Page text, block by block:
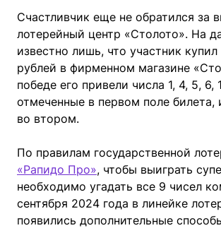
Счастливчик еще не обратился за
лотерейный центр «Столото». На
известно лишь, что участник
рублей в фирменном магазине
победе его привели числа 1, 4, 5, 6,
отмеченные в первом поле
во втором.
По правилам государственной
«Рапидо Про», чтобы выиграть
необходимо угадать все 9 чисел
сентября 2024 года в линейке
появились дополнительные